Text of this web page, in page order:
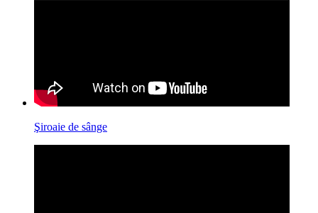
Şiroaie de sânge